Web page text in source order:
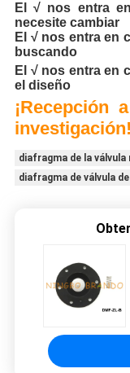
El √ nos entra
necesite cambiar
El √ nos entra en
buscando
El √ nos entra en
el diseño
¡Recepción
investigación!
diafragma de la
diafragma de válvula